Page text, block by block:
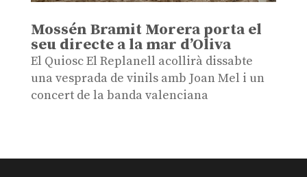
Mossén Bramit Morera porta el
seu directe a la mar d’Oliva
El Quiosc El Replanell acollirà dissabte
una vesprada de vinils amb Joan Mel i un
concert de la banda valenciana